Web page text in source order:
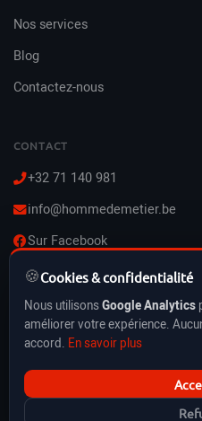
🍪Cookies & confidentialité
Nous utilisonsGoogle Analytics
améliorer votre expérience.
accord. En savoir plus
Nos services
Blog
Contactez-nous
CONTACT
+32 71 140 981
info@hommedemetier.be
Sur Facebook
Lun–Ven : 8h–21h
Vacances & jours fériés inclus
HommeDeMetier.be ©